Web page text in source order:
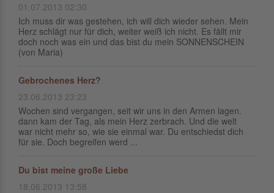
01.07.2013 02:30
Ich muss dir was gestehen, ich will dich wieder sehen. Mein
Herz schlägt nur für dich, weiter weiß ich nicht. Es fällt mir
doch noch was ein und das bist du mein SONNENSCHEIN
(von Maria)
Gebrochenes Herz?
23.06.2013 23:23
Wochen sind vergangen, seit wir uns in den Armen lagen.
dann kam der Tag, als mein Herz zerbrach. Und die welt
war nicht mehr so, wie sie einmal war. Du entschiedst dich
für sie. Doch begreifen werd ...
Du bist meine große Liebe
18.06.2013 13:58